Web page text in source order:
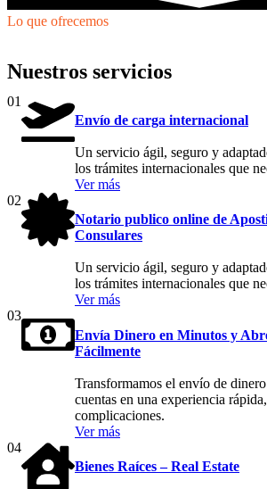
Lo que ofrecemos
Nuestros servicios
01
Envío de carga internacional
Un servicio ágil, seguro y
los trámites internacionales que
Ver más
02
Notario publico online de
Consulares
Un servicio ágil, seguro y
los trámites internacionales que
Ver más
03
Envía Dinero en Minutos y
Fácilmente
Transformamos el envío de
cuentas en una experiencia
complicaciones.
Ver más
04
Bienes Raíces – Real Estate